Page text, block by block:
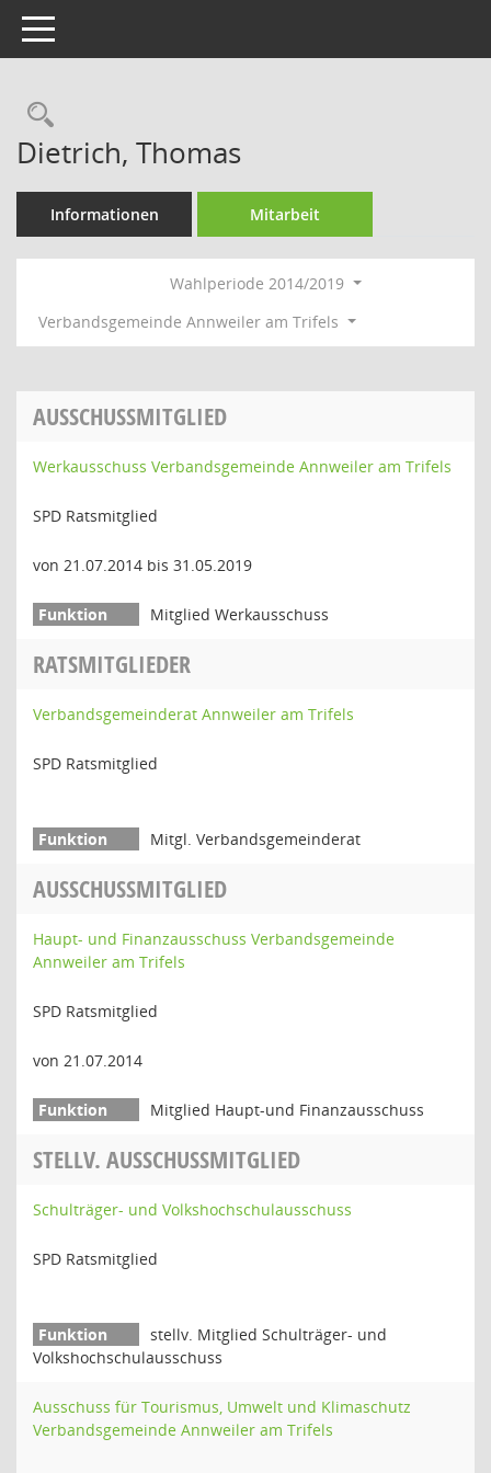
Toggle navigation
Rechercheauswahl
Dietrich, Thomas
Informationen Mitarbeit
Wahlperiode 2014/2019
Verbandsgemeinde Annweiler am Trifels
AUSSCHUSSMITGLIED
Werkausschuss Verbandsgemeinde Annweiler am Trifels
SPD Ratsmitglied
von 21.07.2014 bis 31.05.2019
Mitglied Werkausschuss
RATSMITGLIEDER
Verbandsgemeinderat Annweiler am Trifels
SPD Ratsmitglied
Mitgl. Verbandsgemeinderat
AUSSCHUSSMITGLIED
Haupt- und Finanzausschuss Verbandsgemeinde
Annweiler am Trifels
SPD Ratsmitglied
von 21.07.2014
Mitglied Haupt-und Finanzausschuss
STELLV. AUSSCHUSSMITGLIED
Schulträger- und Volkshochschulausschuss
SPD Ratsmitglied
stellv. Mitglied Schulträger- und
Volkshochschulausschuss
Ausschuss für Tourismus, Umwelt und Klimaschutz
Verbandsgemeinde Annweiler am Trifels